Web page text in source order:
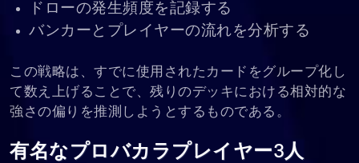
ドローの発生頻度を記録する
バンカーとプレイヤーの流れを分析する
この戦略は、すでに使用されたカードをグループ化し
て数え上げることで、残りのデッキにおける相対的な
強さの偏りを推測しようとするものである。
有名なプロバカラプレイヤー3人